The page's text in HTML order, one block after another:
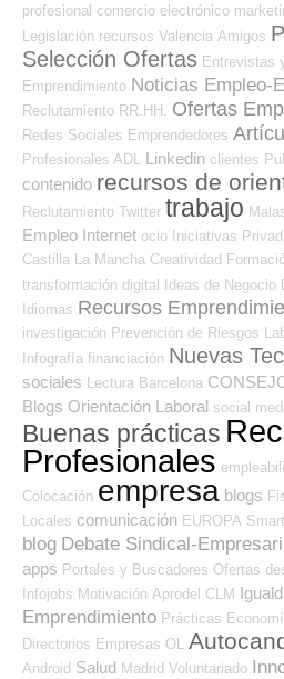
profesional comercio electrónico
Legislación recursos Valencia Amigos
Selección Ofertas Entrevistas
Emprendimiento Noticias Empleo-
Reclutamiento RR.HH.
Ofertas
Redes Sociales Emprendedores
Profesionales ADL
Linkedin clientes
contenido recursos de
Reclutamiento Twitter trabajo
Empleo Internet ocio Iniciativas
Castilla La Mancha Creatividad
transformación digital Ideas de Negocio
Idiomas Recursos
investigación Prevención de Riesgos
Infografía financiación Nuevas
sociales Lectura Barcelona
Blogs Orientación Laboral social
Buenas prácticas
Profesionales
Colocación empresa blogs
Locales comunicación EUROPA
blog Debate Sindical-
apps Portales y Buscadores Ofertas
Infojobs Motivación Aprodel CLM
Emprendimiento Prácticas
Directorios Empresas OL
Android Salud Madrid Voluntariado